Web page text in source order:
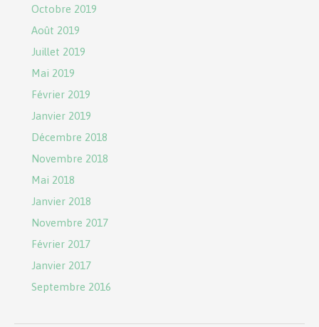
Octobre 2019
Août 2019
Juillet 2019
Mai 2019
Février 2019
Janvier 2019
Décembre 2018
Novembre 2018
Mai 2018
Janvier 2018
Novembre 2017
Février 2017
Janvier 2017
Septembre 2016